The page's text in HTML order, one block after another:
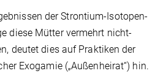
der Strontium-Isotopen-
diese Mütter vermehrt nicht-
deutet dies auf Praktiken der
Exogamie („Außenheirat“) hin.